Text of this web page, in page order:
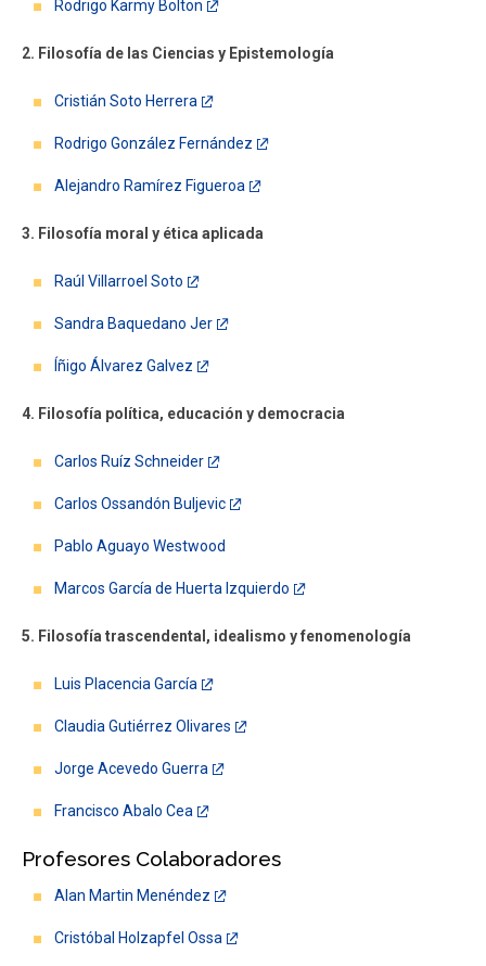
Rodrigo Karmy Bolton
2. Filosofía de las Ciencias y Epistemología
Cristián Soto Herrera
Rodrigo González Fernández
Alejandro Ramírez Figueroa
3. Filosofía moral y ética aplicada
Raúl Villarroel Soto
Sandra Baquedano Jer
Íñigo Álvarez Galvez
4. Filosofía política, educación y democracia
Carlos Ruíz Schneider
Carlos Ossandón Buljevic
Pablo Aguayo Westwood
Marcos García de Huerta Izquierdo
5. Filosofía trascendental, idealismo y fenomenología
Luis Placencia García
Claudia Gutiérrez Olivares
Jorge Acevedo Guerra
Francisco Abalo Cea
Profesores Colaboradores
Alan Martin Menéndez
Cristóbal Holzapfel Ossa